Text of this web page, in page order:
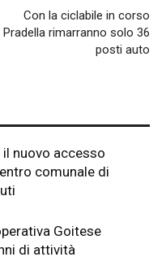
Con la ciclabile in corso
Pradella rimarranno solo 36
posti auto
nuovo accesso
comunale di
Goitese
di attività